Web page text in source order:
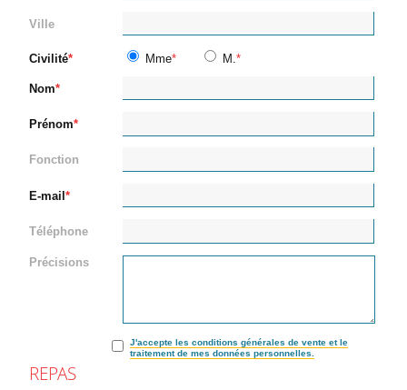
Ville
Civilité Mme M.
Nom
Prénom
Fonction
E-mail
Téléphone
Précisions
J'accepte les conditions générales de vente et le
traitement de mes données personnelles.
REPAS